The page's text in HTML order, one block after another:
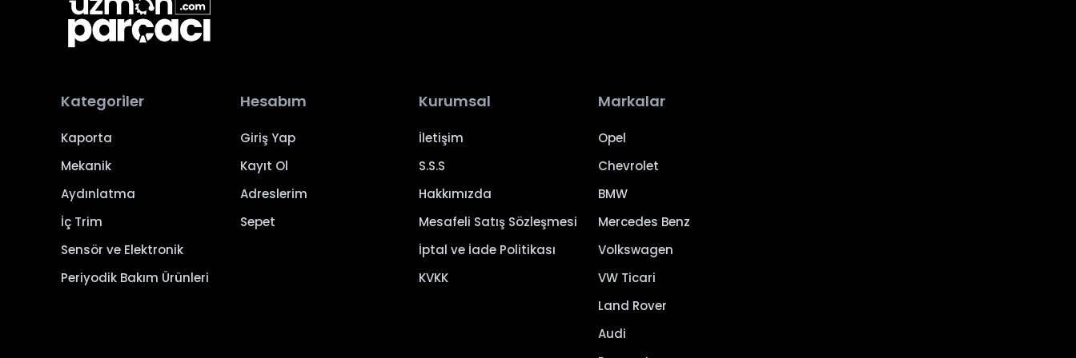
Kategoriler
Kaporta
Mekanik
Aydınlatma
İç Trim
Sensör ve Elektronik
Periyodik Bakım Ürünleri
Hesabım
Giriş Yap
Kayıt Ol
Adreslerim
Sepet
Kurumsal
İletişim
S.S.S
Hakkımızda
Mesafeli Satış Sözleşmesi
İptal ve İade Politikası
KVKK
Markalar
Opel
Chevrolet
BMW
Mercedes Benz
Volkswagen
VW Ticari
Land Rover
Audi